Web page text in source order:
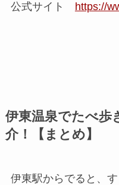
公式サイト
https://
伊東温泉でたべ歩
介！【まとめ】
伊東駅からでると、